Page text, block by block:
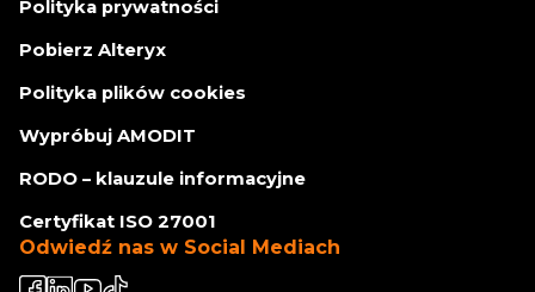
Polityka prywatności
Pobierz Alteryx
Polityka plików cookies
Wypróbuj AMODIT
RODO – klauzule informacyjne
Certyfikat ISO 27001
Odwiedź nas w Social Mediach